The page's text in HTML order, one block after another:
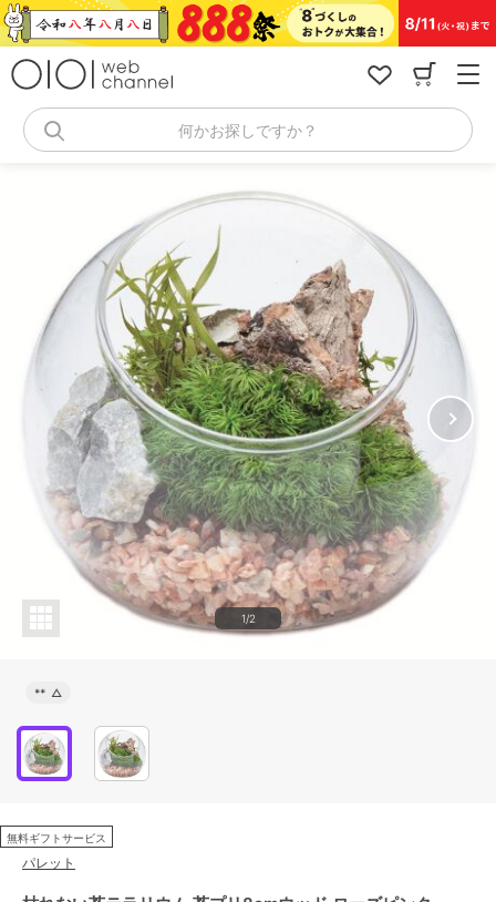
コ
ン
何かお探しですか？
1/2
** △
無料ギフトサービス
パレット